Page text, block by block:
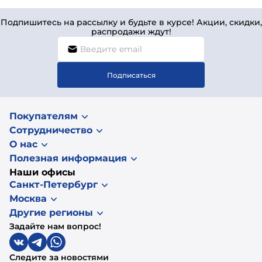
Подпишитесь на рассылку и будьте в курсе! Акции, скидки,
распродажи ждут!
Подписаться
Покупателям
Сотрудничество
О нас
Полезная информация
Наши офисы
Санкт-Петербург
Москва
Другие регионы
Задайте нам вопрос!
Следите за новостями